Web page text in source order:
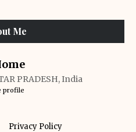
Me
PRADESH, India
profile
Privacy Policy